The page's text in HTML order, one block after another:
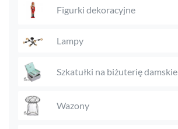
Figurki dekoracyjne
Lampy
Szkatułki na biżuterię damskie
Wazony